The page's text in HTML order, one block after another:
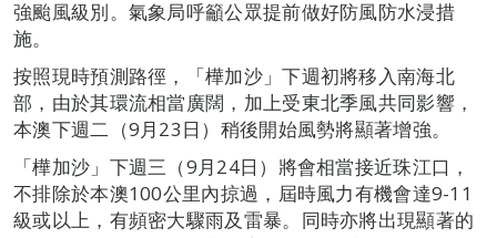
強颱風級別。氣象局呼籲公眾提前做好防風防水浸措
施。
按照現時預測路徑，「樺加沙」下週初將移入南海北
部，由於其環流相當廣闊，加上受東北季風共同影響，
本澳下週二（9月23日）稍後開始風勢將顯著增強。
「樺加沙」下週三（9月24日）將會相當接近珠江口，
不排除於本澳100公里內掠過，屆時風力有機會達9-11
級或以上，有頻密大驟雨及雷暴。同時亦將出現顯著的